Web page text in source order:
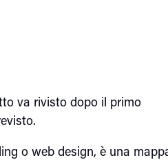
va rivisto dopo il primo
o web design, è una